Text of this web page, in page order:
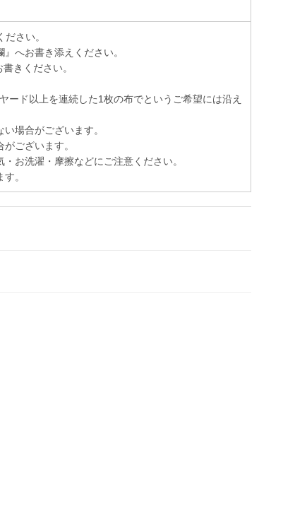
さい。
へお書き添えください。
きください。
ード以上を連続した1枚の布でというご希望には沿え
場合がございます。
ございます。
お洗濯・摩擦などにご注意ください。
。